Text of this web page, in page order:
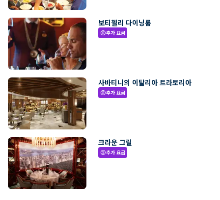
보티첼리 다이닝룸
paid추가 요금
사바티니의 이탈리아 트라토리아
paid추가 요금
크라운 그릴
paid추가 요금